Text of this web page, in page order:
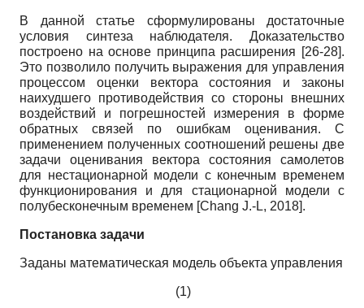
В данной статье сформулированы достаточные
условия синтеза наблюдателя. Доказательство
построено на основе принципа расширения [26-28].
Это позволило получить выражения для управления
процессом оценки вектора состояния и законы
наихудшего противодействия со стороны внешних
воздействий и погрешностей измерения в форме
обратных связей по ошибкам оценивания. С
применением полученных соотношений решены две
задачи оценивания вектора состояния самолетов
для нестационарной модели с конечным временем
функционирования и для стационарной модели с
полубесконечным временем [Chang J.-L, 2018].
Постановка задачи
Заданы математическая модель объекта управления
(1)